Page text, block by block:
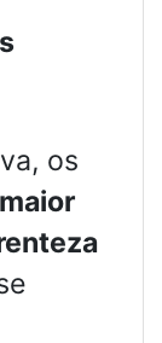
os
maior